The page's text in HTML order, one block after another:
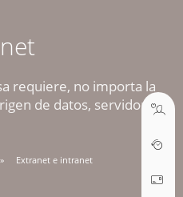
requiere, no importa la
de datos, servidores,
Extranet e intranet
PM
ABRIR TICKET